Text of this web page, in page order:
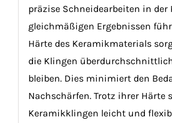
präzise Schneidearbeiten in der
gleichmäßigen Ergebnissen
Härte des Keramikmaterials
die Klingen
bleiben. Dies minimiert den
Nachschärfen. Trotz ihrer Härte
Keramikklingen leicht und